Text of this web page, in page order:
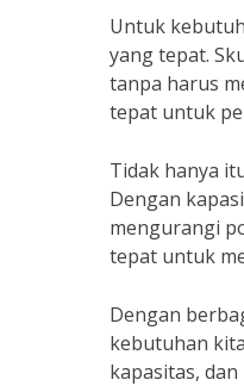
Untuk
yang tepat.
tanpa harus
tepat untuk
Tidak hanya
Dengan
mengurangi
tepat untuk
Dengan
kebutuhan
kapasitas,